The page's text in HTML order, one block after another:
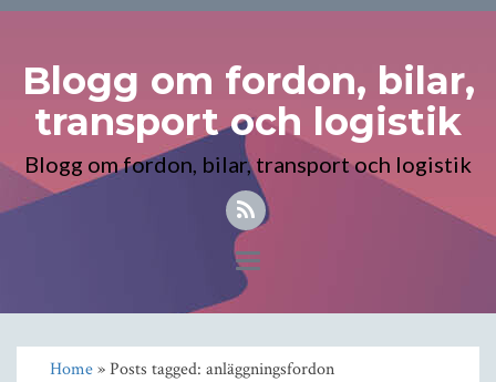
Blogg om fordon, bilar,
transport och logistik
Blogg om fordon, bilar, transport och logistik
Toggle
navigation
Home» Posts tagged: anläggningsfordon